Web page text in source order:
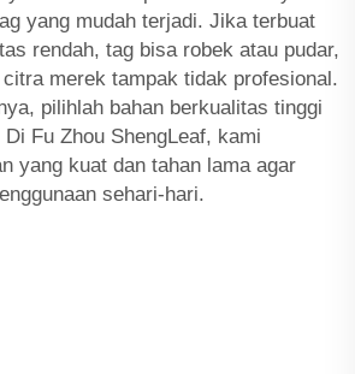
yang mudah terjadi. Jika terbuat
rendah, tag bisa robek atau pudar,
merek tampak tidak profesional.
pilihlah bahan berkualitas tinggi
Fu Zhou ShengLeaf, kami
yang kuat dan tahan lama agar
sehari-hari.